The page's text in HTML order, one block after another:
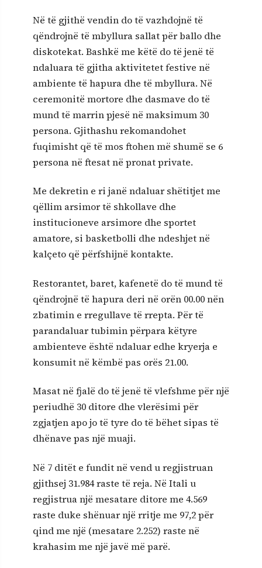
Në të gjithë vendin do të vazhdojnë të
qëndrojnë të mbyllura sallat për ballo dhe
diskotekat. Bashkë me këtë do të jenë të
ndaluara të gjitha aktivitetet festive në
ambiente të hapura dhe të mbyllura. Në
ceremonitë mortore dhe dasmave do të
mund të marrin pjesë në maksimum 30
persona. Gjithashu rekomandohet
fuqimisht që të mos ftohen më shumë se 6
persona në ftesat në pronat private.
Me dekretin e ri janë ndaluar shëtitjet me
qëllim arsimor të shkollave dhe
institucioneve arsimore dhe sportet
amatore, si basketbolli dhe ndeshjet në
kalçeto që përfshijnë kontakte.
Restorantet, baret, kafenetë do të mund të
qëndrojnë të hapura deri në orën 00.00 nën
zbatimin e rregullave të rrepta. Për të
parandaluar tubimin përpara këtyre
ambienteve është ndaluar edhe kryerja e
konsumit në këmbë pas orës 21.00.
Masat në fjalë do të jenë të vlefshme për një
periudhë 30 ditore dhe vlerësimi për
zgjatjen apo jo të tyre do të bëhet sipas të
dhënave pas një muaji.
Në 7 ditët e fundit në vend u regjistruan
gjithsej 31.984 raste të reja. Në Itali u
regjistrua një mesatare ditore me 4.569
raste duke shënuar një rritje me 97,2 për
qind me një (mesatare 2.252) raste në
krahasim me një javë më parë.